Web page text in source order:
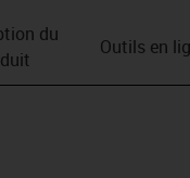
du
Outils en